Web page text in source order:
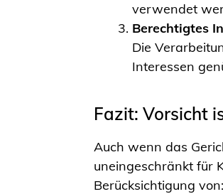
verwendet
Berechtigtes
Die
Interessen
Fazit: Vorsicht
Auch wenn das
uneingeschränkt für
Berücksichtigung von: